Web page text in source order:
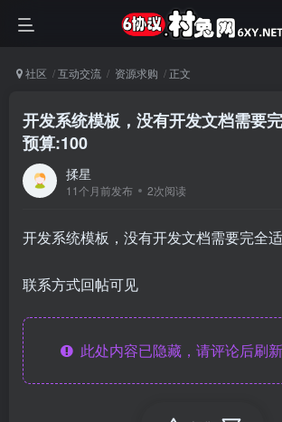
社区 互动交流 资源求购 正文
开发系统模板，没有开发文档需要
预算:100
揉星
11个月前发布 2次阅读
开发系统模板，没有开发文档需要完全
联系方式回帖可见
此处内容已隐藏，请评论后刷